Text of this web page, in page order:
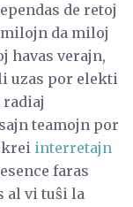
de retoj
da miloj
havas verajn,
uzas por elekti
teamojn por
krei interretajn
faras
al vi tuŝi la